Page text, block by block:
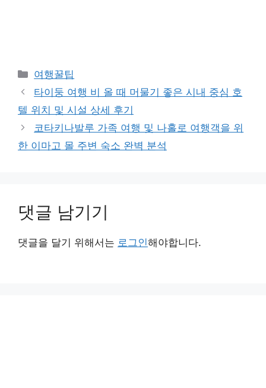
카
테
리
여행꿀팁
타이둥 여행 비 올 때 머물기 좋은 시내 중심 호
텔 위치 및 시설 상세 후기
코타키나발루 가족 여행 및 나홀로 여행객을 위
한 이마고 몰 주변 숙소 완벽 분석
댓글 남기기
댓글을 달기 위해서는 로그인해야합니다.